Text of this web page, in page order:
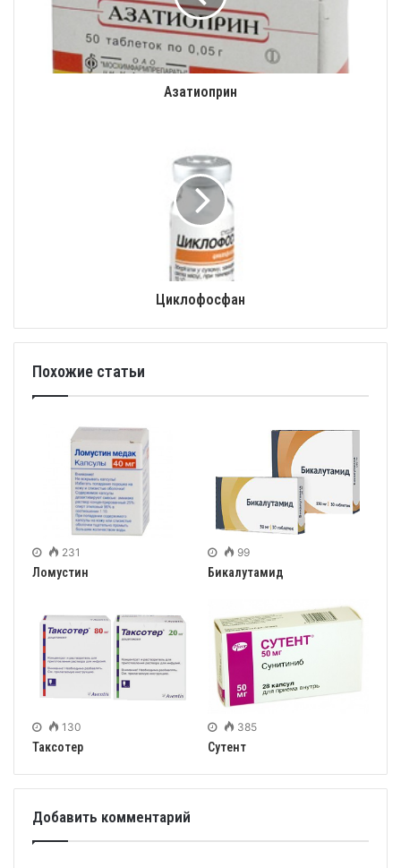
Азатиоприн
Циклофосфан
Похожие статьи
231
Ломустин
99
Бикалутамид
130
Таксотер
385
Сутент
Добавить комментарий